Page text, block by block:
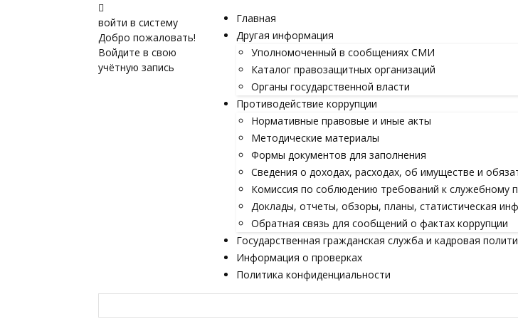
Главная
Другая информация
Уполномоченный в сообщениях СМИ
Каталог правозащитных организаций
Органы государственной власти
Противодействие коррупции
Нормативные правовые и иные акты
Методические материалы
Формы документов для заполнения
Сведения о доходах, расходах, об имуществе и
Комиссия по соблюдению требований к служебному
Доклады, отчеты, обзоры, планы, статистическая
Обратная связь для сообщений о фактах коррупции
Государственная гражданская служба и кадровая
Информация о проверках
Политика конфиденциальности
войти в систему
Добро пожаловать!
Войдите в свою
учётную запись